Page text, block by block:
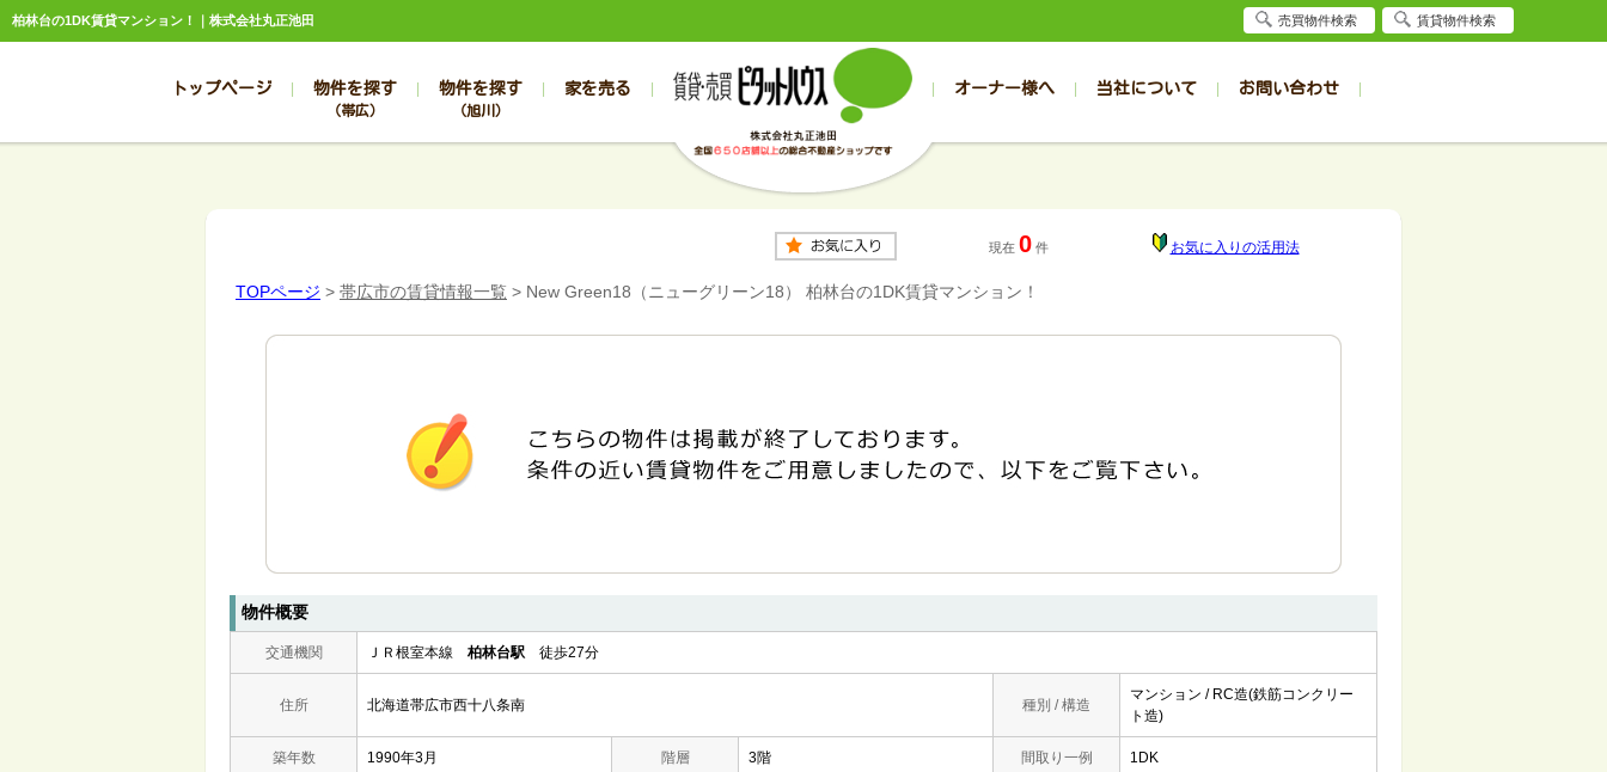
柏林台の1DK賃貸マンション！｜株式会社丸正池田
トップページ 物件を探す
（帯広）
帯広の売買物件一覧
帯広の1000万円以下
帯広の1000万～2000万円
帯広の2000万～3000万円
帯広の賃貸物件一覧
帯広の賃貸アパート
帯広の1R～1K
帯広の1DK～1LDK
物件を探す
（旭川）
旭川の売買物件一覧
旭川の1000万円以下
旭川の1000万～2000万円
旭川の2000万～3000万円
旭川の賃貸物件一覧
旭川の賃貸アパート
旭川の1R～1K
旭川の1DK～1LDK
家を売る オーナー様へ 当社について
スタッフブログ お客様の声
お問い合わせ
売却のお問合せ 入居者様専用（帯広店）
現在 0 件 お気に入りの活用法
TOPページ > 帯広市の賃貸情報一覧 > New Green18（ニューグリーン18） 柏林台の1DK賃貸マンション！
物件概要
交通機関 ＪＲ根室本線 柏林台駅 徒歩27分
住所 北海道帯広市西十八条南 種別 / 構造
マンション / RC造(鉄筋コンクリー
ト造)
築年数 1990年3月 階層 3階 間取り一例 1DK
売買物件検索 賃貸物件検索